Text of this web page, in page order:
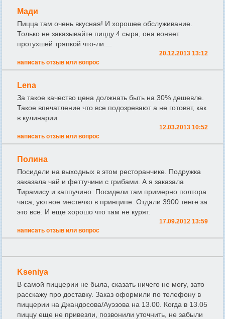
Мади
Пицца там очень вкусная! И хорошее обслуживание.
Только не заказывайте пиццу 4 сыра, она воняет
протухшей тряпкой что-ли....
20.12.2013 13:12
написать отзыв или вопрос
Lena
За такое качество цена должнать быть на 30% дешевле.
Такое впечатление что все подозревают а не готовят, как
в кулинарии
12.03.2013 10:52
написать отзыв или вопрос
Полина
Посидели на выходных в этом ресторанчике. Подружка
заказала чай и феттучини с грибами. А я заказала
Тирамису и каппучино. Посидели там примерно полтора
часа, уютное местечко в принципе. Отдали 3900 тенге за
это все. И еще хорошо что там не курят.
17.09.2012 13:59
написать отзыв или вопрос
Kseniya
В самой пиццерии не была, сказать ничего не могу, зато
расскажу про доставку. Заказ оформили по телефону в
пиццерии на Джандосова/Ауэзова на 13.00. Когда в 13.05
пиццу еще не привезли, позвонили уточнить, не забыли